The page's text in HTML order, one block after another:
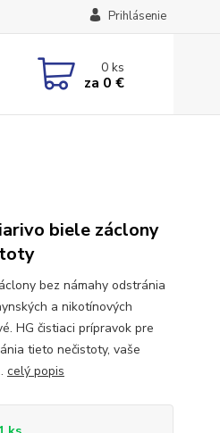
Prihlásenie
0ks
za 0 €
biele záclony
bez námahy odstránia
a nikotínových
HG čistiaci prípravok pre
tieto nečistoty, vaše
celý popis